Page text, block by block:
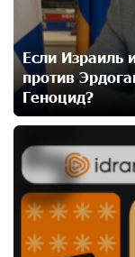
День
Пашинян
«Мой лес
«Сила
Если Израиль
против
Геноцид?
5